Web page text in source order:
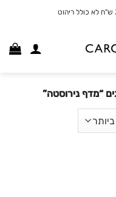
“מדף נירוסטה”